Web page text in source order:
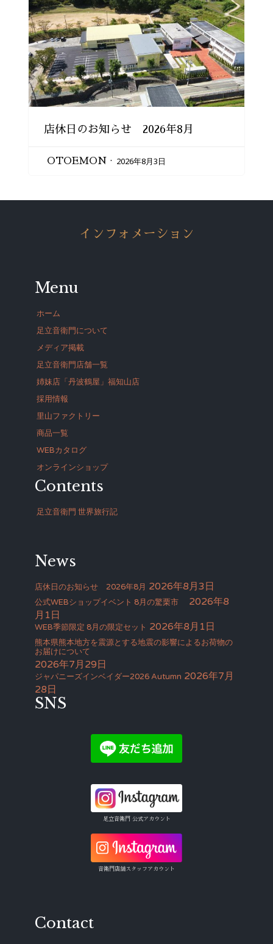
店休日のお知らせ 2026年8月
OTOEMON 2026年8月3日
インフォメーション
Menu
ホーム
足立音衛門について
メディア掲載
足立音衛門店舗一覧
姉妹店「丹波鶴屋」福知山店
採用情報
里山ファクトリー
商品一覧
WEBカタログ
オンラインショップ
Contents
足立音衛門 世界旅行記
News
店休日のお知らせ 2026年8月 2026年8月3日
公式WEBショップイベント 8月の驚栗市
2026年8
月1日
WEB季節限定 8月の限定セット 2026年8月1日
熊本県熊本地方を震源とする地震の影響によるお荷物の
お届けについて
2026年7月29日
ジャパニーズインベイダー2026 Autumn 2026年7月
28日
SNS
足立音衛門 公式アカウント
音衛門店舗スタッフアカウント
Contact